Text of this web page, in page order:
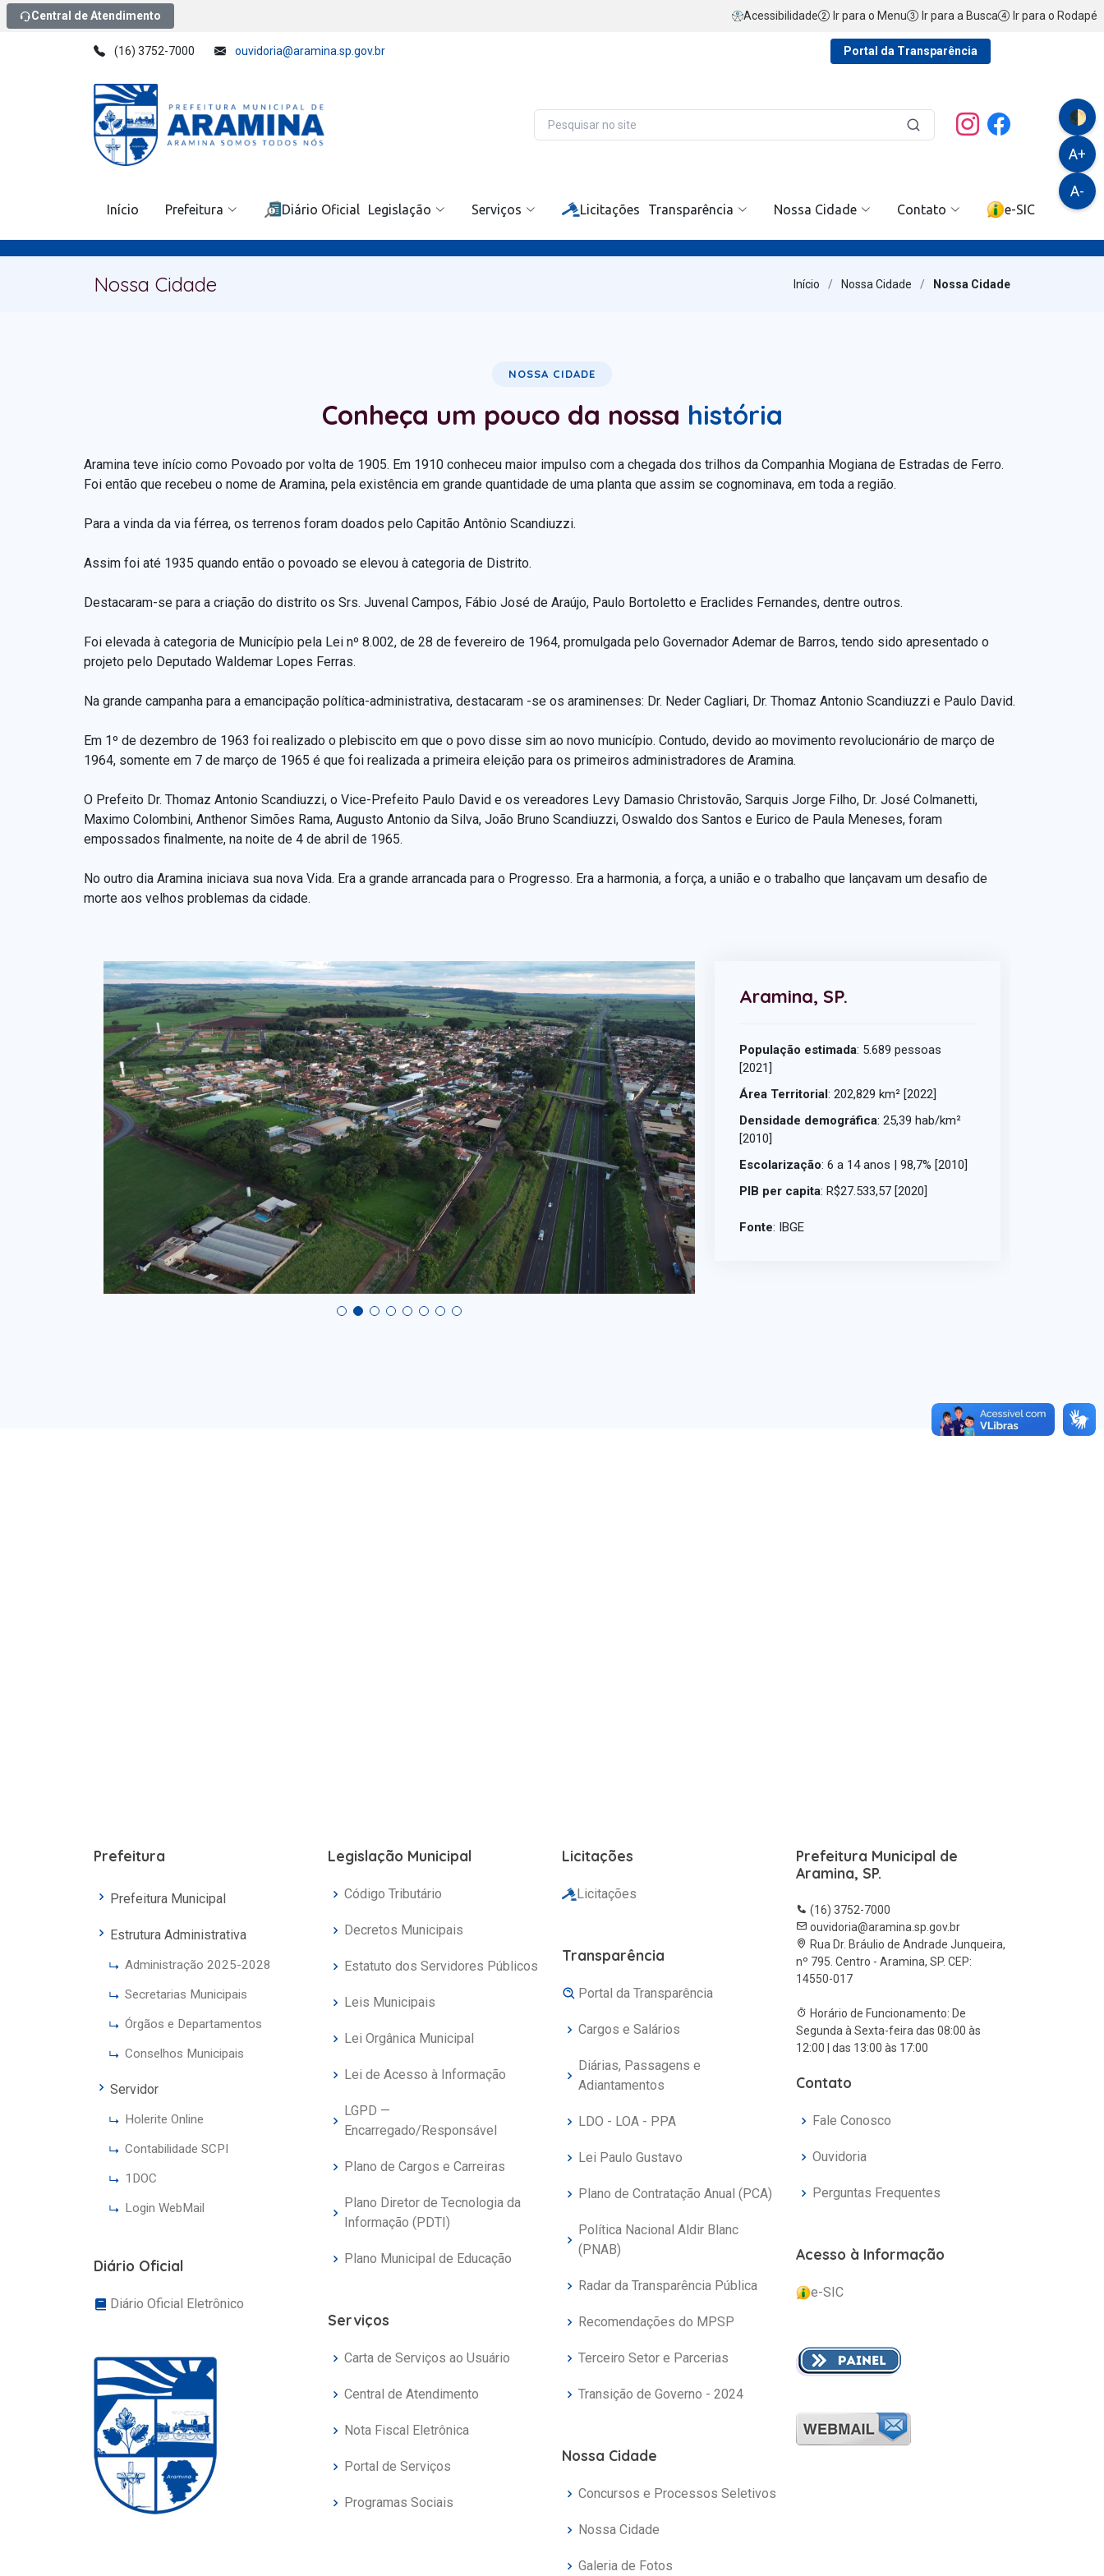
Central de Atendimento Acessibilidade Ir para o Menu Ir para a Busca Ir para o Rodapé
🌓
A+
A-
(16) 3752-7000 ouvidoria@aramina.sp.gov.br Portal da Transparência
Início Prefeitura Diário Oficial Legislação Serviços Licitações Transparência Nossa Cidade Contato e-SIC
Nossa Cidade Início Nossa Cidade Nossa Cidade
NOSSA CIDADE
Conheça um pouco da nossa história
Aramina teve início como Povoado por volta de 1905. Em 1910 conheceu maior impulso com a chegada dos trilhos da Companhia Mogiana de Estradas de Ferro.
Foi então que recebeu o nome de Aramina, pela existência em grande quantidade de uma planta que assim se cognominava, em toda a região.
Para a vinda da via férrea, os terrenos foram doados pelo Capitão Antônio Scandiuzzi.
Assim foi até 1935 quando então o povoado se elevou à categoria de Distrito.
Destacaram-se para a criação do distrito os Srs. Juvenal Campos, Fábio José de Araújo, Paulo Bortoletto e Eraclides Fernandes, dentre outros.
Foi elevada à categoria de Município pela Lei nº 8.002, de 28 de fevereiro de 1964, promulgada pelo Governador Ademar de Barros, tendo sido apresentado o
projeto pelo Deputado Waldemar Lopes Ferras.
Na grande campanha para a emancipação política-administrativa, destacaram -se os araminenses: Dr. Neder Cagliari, Dr. Thomaz Antonio Scandiuzzi e Paulo David.
Em 1º de dezembro de 1963 foi realizado o plebiscito em que o povo disse sim ao novo município. Contudo, devido ao movimento revolucionário de março de
1964, somente em 7 de março de 1965 é que foi realizada a primeira eleição para os primeiros administradores de Aramina.
O Prefeito Dr. Thomaz Antonio Scandiuzzi, o Vice-Prefeito Paulo David e os vereadores Levy Damasio Christovão, Sarquis Jorge Filho, Dr. José Colmanetti,
Maximo Colombini, Anthenor Simões Rama, Augusto Antonio da Silva, João Bruno Scandiuzzi, Oswaldo dos Santos e Eurico de Paula Meneses, foram
empossados finalmente, na noite de 4 de abril de 1965.
No outro dia Aramina iniciava sua nova Vida. Era a grande arrancada para o Progresso. Era a harmonia, a força, a união e o trabalho que lançavam um desafio de
morte aos velhos problemas da cidade.
Aramina, SP.
População estimada: 5.689 pessoas
[2021]
Área Territorial: 202,829 km² [2022]
Densidade demográfica: 25,39 hab/km²
[2010]
Escolarização: 6 a 14 anos | 98,7% [2010]
PIB per capita: R$27.533,57 [2020]
Fonte: IBGE
Prefeitura
Prefeitura Municipal
Estrutura Administrativa
Administração 2025-2028
Secretarias Municipais
Órgãos e Departamentos
Conselhos Municipais
Servidor
Holerite Online
Contabilidade SCPI
1DOC
Login WebMail
Diário Oficial
Diário Oficial Eletrônico
Legislação Municipal
Código Tributário
Decretos Municipais
Estatuto dos Servidores Públicos
Leis Municipais
Lei Orgânica Municipal
Lei de Acesso à Informação
LGPD —
Encarregado/Responsável
Plano de Cargos e Carreiras
Plano Diretor de Tecnologia da
Informação (PDTI)
Plano Municipal de Educação
Serviços
Carta de Serviços ao Usuário
Central de Atendimento
Nota Fiscal Eletrônica
Portal de Serviços
Programas Sociais
Licitações
Licitações
Transparência
Portal da Transparência
Cargos e Salários
Diárias, Passagens e
Adiantamentos
LDO - LOA - PPA
Lei Paulo Gustavo
Plano de Contratação Anual (PCA)
Política Nacional Aldir Blanc
(PNAB)
Radar da Transparência Pública
Recomendações do MPSP
Terceiro Setor e Parcerias
Transição de Governo - 2024
Nossa Cidade
Concursos e Processos Seletivos
Nossa Cidade
Galeria de Fotos
Prefeitura Municipal de
Aramina, SP.
(16) 3752-7000
ouvidoria@aramina.sp.gov.br
Rua Dr. Bráulio de Andrade Junqueira,
nº 795. Centro - Aramina, SP. CEP:
14550-017
Horário de Funcionamento: De
Segunda à Sexta-feira das 08:00 às
12:00 | das 13:00 às 17:00
Contato
Fale Conosco
Ouvidoria
Perguntas Frequentes
Acesso à Informação
e-SIC